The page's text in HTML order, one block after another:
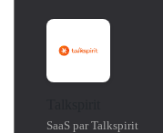
SaaS par Talkspirit